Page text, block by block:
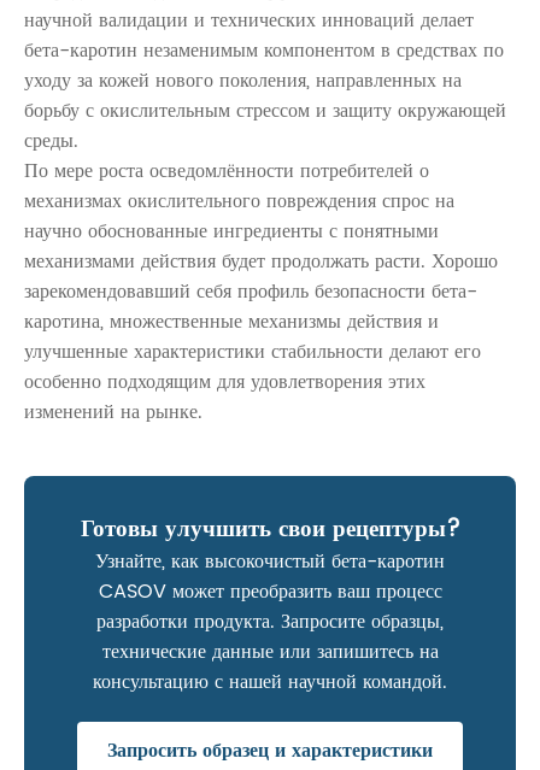
научной валидации и технических инноваций делает
бета-каротин незаменимым компонентом в средствах по
уходу за кожей нового поколения, направленных на
борьбу с окислительным стрессом и защиту окружающей
среды.
По мере роста осведомлённости потребителей о
механизмах окислительного повреждения спрос на
научно обоснованные ингредиенты с понятными
механизмами действия будет продолжать расти. Хорошо
зарекомендовавший себя профиль безопасности бета-
каротина, множественные механизмы действия и
улучшенные характеристики стабильности делают его
особенно подходящим для удовлетворения этих
изменений на рынке.
Готовы улучшить свои рецептуры?
Узнайте, как высокочистый бета-каротин
CASOV может преобразить ваш процесс
разработки продукта. Запросите образцы,
технические данные или запишитесь на
консультацию с нашей научной командой.
Запросить образец и характеристики